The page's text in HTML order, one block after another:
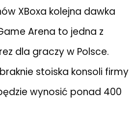
XBoxa kolejna dawka
Arena to jedna z
dla graczy w Polsce.
stoiska konsoli firmy
wynosić ponad 400